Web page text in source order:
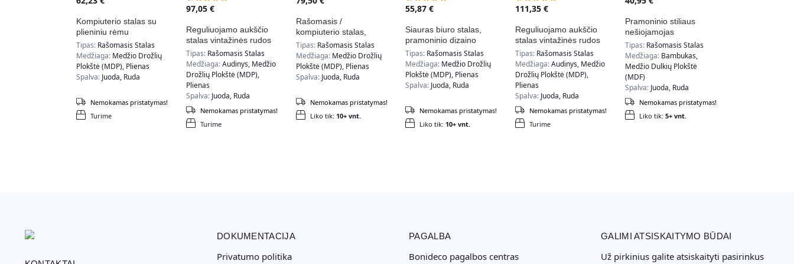
Kompiuterio stalas su
plieniniu rėmu
LWD039B01
Tipas: Rašomasis Stalas
Medžiaga: Medžio Drožlių
Plokštė (MDP), Plienas
Spalva: Juoda, Ruda
Turime
Nemokamas pristatymas!
97,05 €
Reguliuojamo aukščio
stalas vintažinės rudos
ir juodos spalvos
Tipas: Rašomasis Stalas
Medžiaga:Audinys, Medžio
Drožlių Plokštė (MDP),
Plienas
Spalva: Juoda, Ruda
Turime
Nemokamas pristatymas!
Rašomasis /
kompiuterio stalas,
vintažinės rudos /
juodos spalvos
Tipas: Rašomasis Stalas
Medžiaga: Medžio Drožlių
Plokštė (MDP), Plienas
Spalva: Juoda, Ruda
Liko tik: 10+ vnt.
Nemokamas pristatymas!
55,87€
Siauras biuro stalas,
pramoninio dizaino
LWD038B01
Tipas: Rašomasis Stalas
Medžiaga: Medžio Drožlių
Plokštė (MDP), Plienas
Spalva: Juoda, Ruda
Liko tik: 10+ vnt.
Nemokamas pristatymas!
111,35€
Reguliuojamo aukščio
stalas vintažinės rudos
ir juodos spalvos
Tipas: Rašomasis Stalas
Medžiaga:Audinys, Medžio
Drožlių Plokštė (MDP),
Plienas
Spalva: Juoda, Ruda
Turime
Nemokamas pristatymas!
Pramoninio stiliaus
nešiojamojas
kompiuterio stovas su
reguliuojamu aukščiu
Tipas: Rašomasis Stalas
Medžiaga: Bambukas,
Medžio Dulkių Plokštė
(MDF)
Spalva: Juoda, Ruda
Liko tik: 5+ vnt.
Nemokamas pristatymas!
DOKUMENTACIJA
Privatumo politika
PAGALBA
Bonideco pagalbos centras
GALIMI ATSISKAITYMO BŪDAI
Už pirkinius galite atsiskaityti pasirinkus